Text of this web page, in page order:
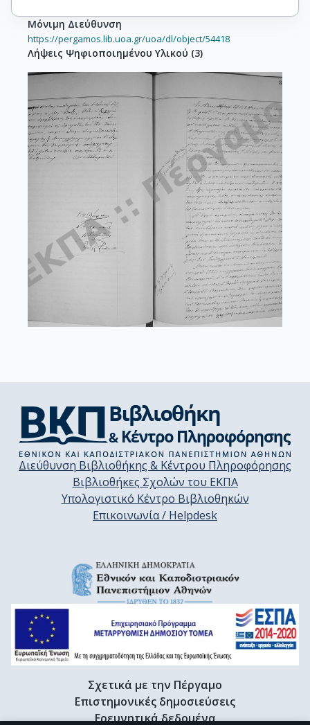
Μόνιμη Διεύθυνση
https://pergamos.lib.uoa.gr/uoa/dl/object/54418
Λήψεις Ψηφιοποιημένου Υλικού (3)
Διεύθυνση Βιβλιοθήκης & Κέντρου Πληροφόρησης
Βιβλιοθήκες Σχολών του ΕΚΠΑ
Υπολογιστικό Κέντρο Βιβλιοθηκών
Επικοινωνία / Helpdesk
Σχετικά με την Πέργαμο
Επιστημονικές δημοσιεύσεις
Ερευνητικά δεδομένα